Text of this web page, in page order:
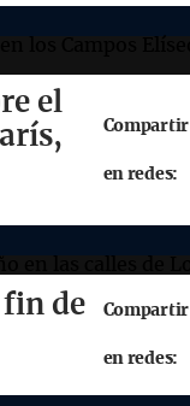
el
Compartir
en redes:
de
Compartir
en redes: